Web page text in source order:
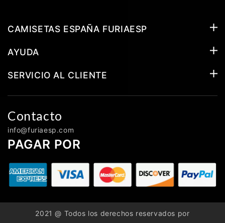
CAMISETAS ESPAÑA FURIAESP
AYUDA
SERVICIO AL CLIENTE
Contacto
info@furiaesp.com
PAGAR POR
2021 @ Todos los derechos reservados por